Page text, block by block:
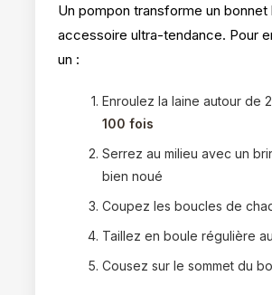
Un pompon transforme un bonnet
accessoire ultra-tendance. Pour
un :
Enroulez la laine autour de
100 fois
Serrez au milieu avec un
bien noué
Coupez les boucles de
Taillez en boule régulière
Cousez sur le sommet du